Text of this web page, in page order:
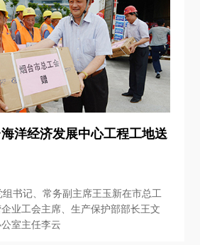
洋经济发展中心工程工地送
书记、常务副主席王玉新在市总工
业工会主席、生产保护部部长王文
室主任李云